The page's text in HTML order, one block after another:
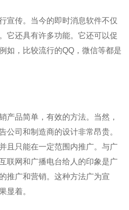
宣传。当今的即时消息软件不仅
它还具有许多功能。它还可以促
如，比较流行的QQ，微信等都是
产品简单，有效的方法。当然，
公司和制造商的设计非常昂贵。
且只能在一定范围内推广。与广
联网和广播电台给人的印象是广
推广和营销。这种方法广为宣
显着。